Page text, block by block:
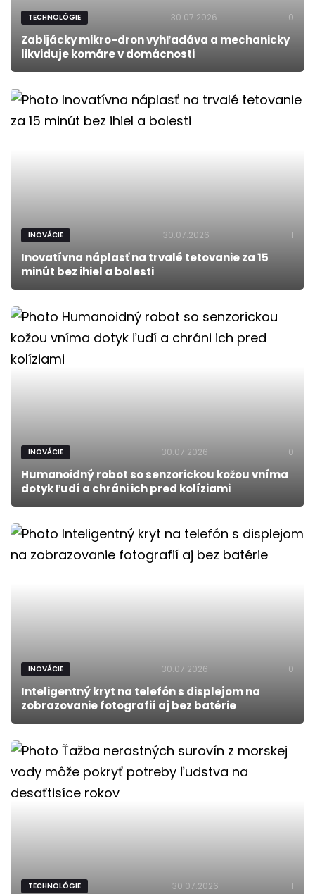
TECHNOLÓGIE 30.07.2026 0
Zabijácky mikro-dron vyhľadáva a mechanicky
likviduje komáre v domácnosti
INOVÁCIE 30.07.2026 1
Inovatívna náplasť na trvalé tetovanie za 15
minút bez ihiel a bolesti
INOVÁCIE 30.07.2026 0
Humanoidný robot so senzorickou kožou vníma
dotyk ľudí a chráni ich pred kolíziami
INOVÁCIE 30.07.2026 0
Inteligentný kryt na telefón s displejom na
zobrazovanie fotografií aj bez batérie
TECHNOLÓGIE 30.07.2026 1